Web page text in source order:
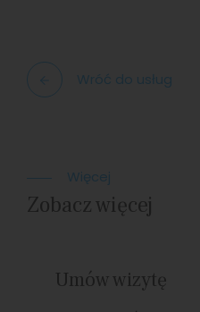
Wróć do usług
Więcej
Zobacz więcej
Umów wizytę